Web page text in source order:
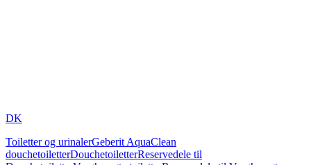
DK
Toiletter og urinalerGeberit AquaClean
douchetoiletterDouchetoiletterReservedele til